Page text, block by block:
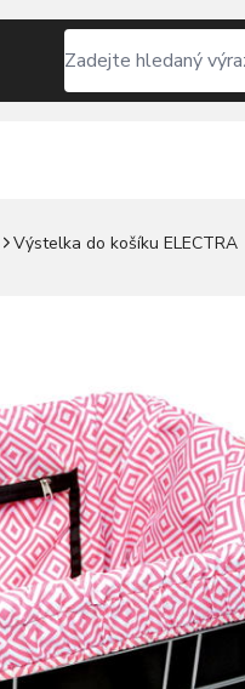
Výstelka do košíku ELECTRA